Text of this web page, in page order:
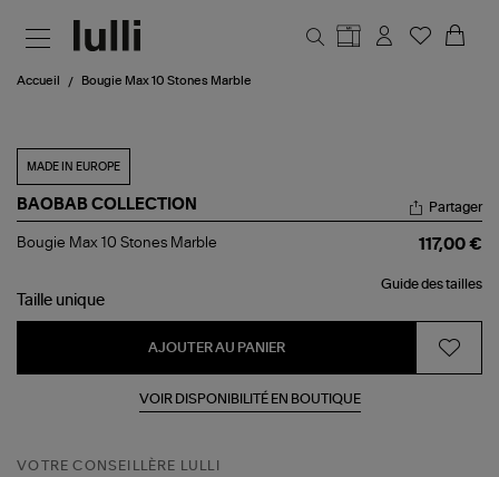
Accueil Bougie Max 10 Stones Marble
MADE IN EUROPE
BAOBAB COLLECTION
Bougie
Stones
Marble
Partager
Bougie Max 10 Stones Marble 117,00 €
Guide des tailles
Taille unique
AJOUTER AU PANIER
VOIR DISPONIBILITÉ EN BOUTIQUE
VOTRE CONSEILLÈRE LULLI